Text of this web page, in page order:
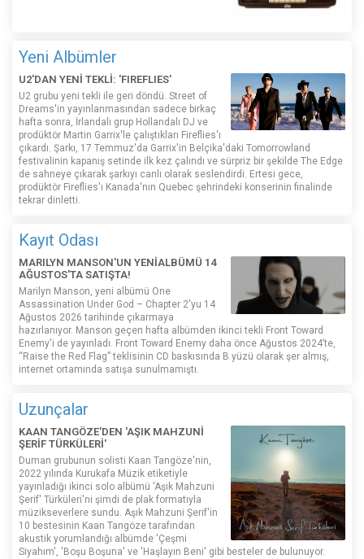
Yeni Albümler
U2'DAN YENİ TEKLİ: 'FIREFLIES'
U2 grubu yeni tekli ile geri döndü. Street of
Dreams'in yayınlanmasından sadece birkaç
hafta sonra, İrlandalı grup Hollandalı DJ ve
prodüktör Martin Garrix'le çalıştıkları Fireflies'ı
çıkardı. Şarkı, 17 Temmuz'da Garrix'in Belçika'daki Tomorrowland
festivalinin kapanış setinde ilk kez çalındı ​​ve sürpriz bir şekilde The Edge
de sahneye çıkarak şarkıyı canlı olarak seslendirdi. Ertesi gece,
prodüktör Fireflies'ı Kanada'nın Quebec şehrindeki konserinin finalinde
tekrar dinletti.
Kayıt Odası
MARILYN MANSON'UN YENİALBÜMÜ 14
AĞUSTOS'TA SATIŞTA!
Marilyn Manson, yeni albümü One
Assassination Under God – Chapter 2'yu 14
Ağustos 2026 tarihinde çıkarmaya
hazırlanıyor. Manson geçen hafta albümden ikinci tekli Front Toward
Enemy'i de yayınladı. Front Toward Enemy daha önce Ağustos 2024’te,
“Raise the Red Flag” teklisinin CD baskısında B yüzü olarak şer almış,
internet ortamında satışa sunulmamıştı.
Uzunçalar
KAAN TANGÖZE'DEN 'AŞIK MAHZUNİ
ŞERİF TÜRKÜLERİ'
Duman grubunun solisti Kaan Tangöze'nin,
2022 yılında Kurukafa Müzik etiketiyle
yayınladığı ikinci solo albümü 'Aşık Mahzuni
Şerif' Türküleri'ni şimdi de plak formatıyla
müzikseverlere sundu. Aşık Mahzuni Şerif'in
10 bestesinin Kaan Tangöze tarafından
akustik yorumlandığı albümde 'Çeşmi
Siyahım', 'Boşu Boşuna' ve 'Haşlayın Beni' gibi besteler de bulunuyor.